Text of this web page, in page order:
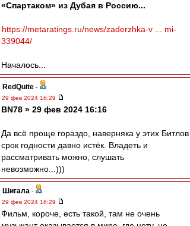
«Спартаком» из Дубая в Россию...
https://metaratings.ru/news/zaderzhka-v ... mi-
339044/
Началось...
RedQuite -
29 фев 2024 16:29
BN78 » 29 фев 2024 16:16
Да всё проще гораздо, наверняка у этих Битлов
срок годности давно истёк. Владеть и
рассматривать можно, слушать
невозможно...)))
Шигала -
29 фев 2024 16:29
Фильм, короче, есть такой, там не очень